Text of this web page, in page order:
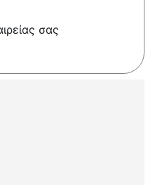
σας